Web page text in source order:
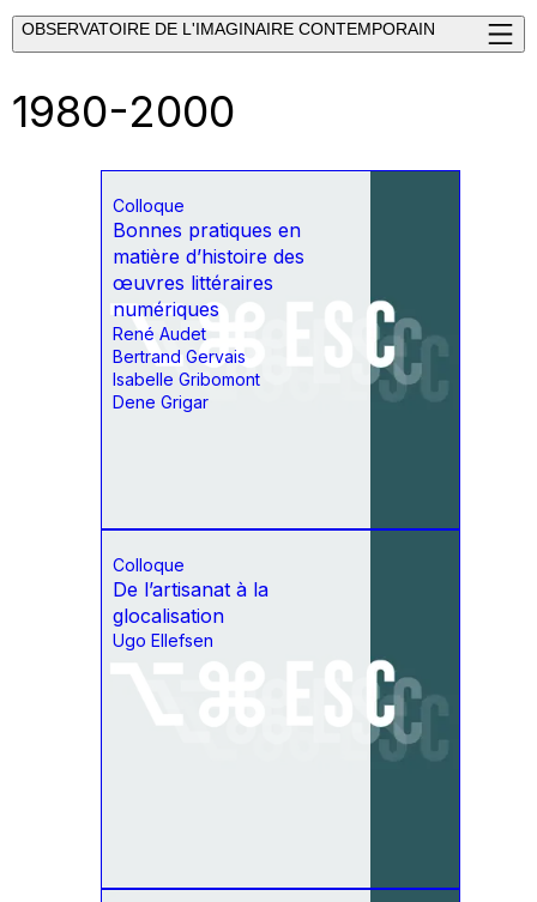
OBSERVATOIRE DE L'IMAGINAIRE CONTEMPORAIN
1980-2000
Colloque
Bonnes pratiques en
matière d’histoire des
œuvres littéraires
numériques
René Audet
Bertrand Gervais
Isabelle Gribomont
Dene Grigar
Colloque
De l’artisanat à la
glocalisation
Ugo Ellefsen